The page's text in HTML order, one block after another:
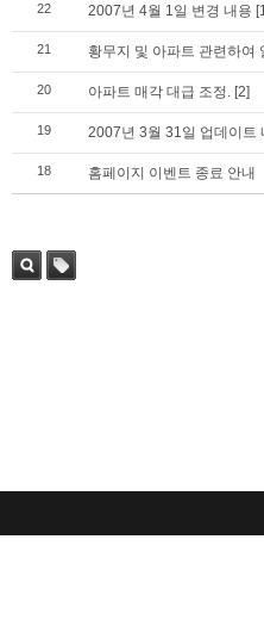
22 2007년 4월 1일 변경 내용
21 황무지 및 아파트 관련하여
20 아파트 매각 대급 조정. [2]
19 2007년 3월 31일 업데이트
18 홈페이지 이벤트 종료 안내